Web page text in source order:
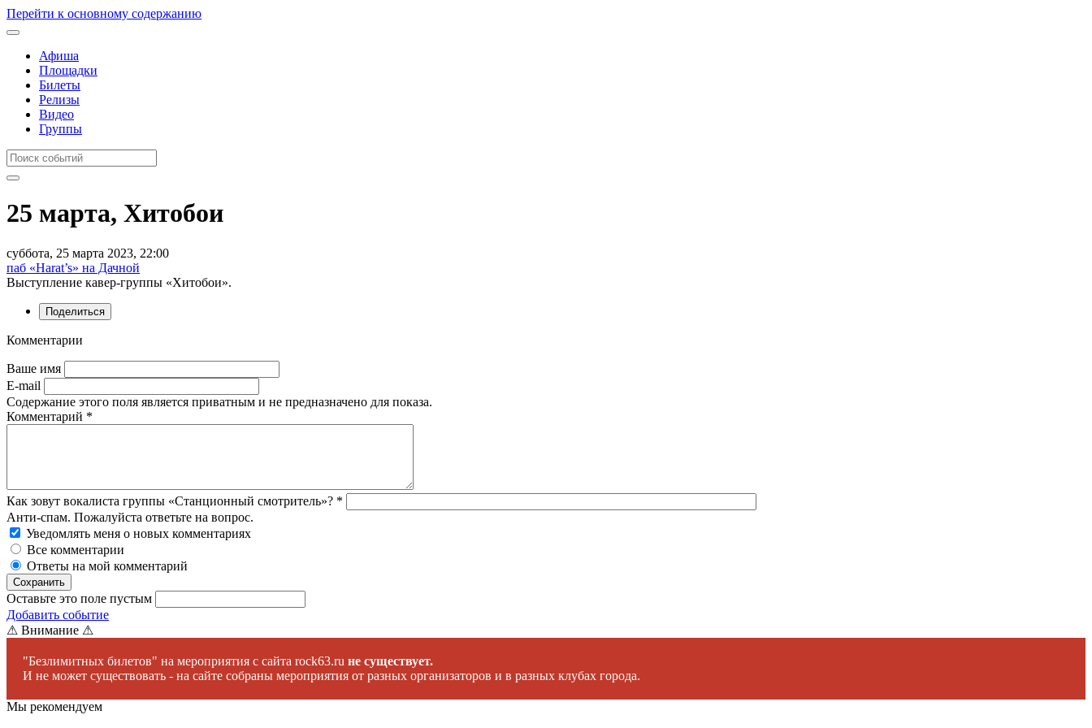
Перейти к основному содержанию
Афиша
Площадки
Билеты
Релизы
Видео
Группы
25 марта, Хитобои
суббота, 25 марта 2023, 22:00
паб «Harat’s» на Дачной
Выступление кавер-группы «Хитобои».
Поделиться
Комментарии
Ваше имя
E-mail
Содержание этого поля является приватным и не предназначено для показа.
Комментарий *
Как зовут вокалиста группы «Станционный смотритель»? *
Анти-спам. Пожалуйста ответьте на вопрос.
Уведомлять меня о новых комментариях
Все комментарии
Ответы на мой комментарий
Оставьте это поле пустым
Добавить событие
⚠ Внимание ⚠
"Безлимитных билетов" на мероприятия с сайта rock63.ru не существует.
И не может существовать - на сайте собраны мероприятия от разных организаторов и в разных клубах города.
Мы рекомендуем